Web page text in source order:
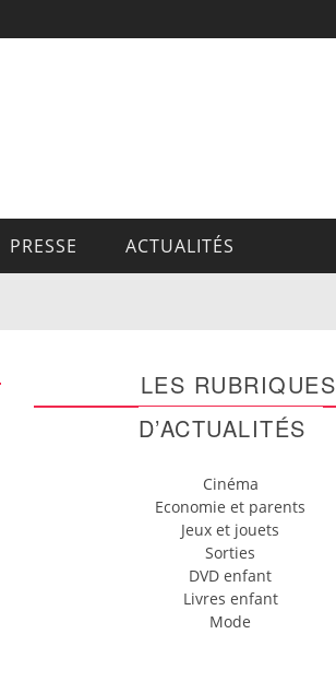
PRESSE ACTUALITÉS
LES RUBRIQUES
D’ACTUALITÉS
Cinéma
Economie et parents
Jeux et jouets
Sorties
DVD enfant
Livres enfant
Mode